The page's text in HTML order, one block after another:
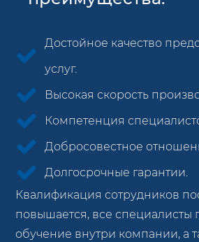
Достойное качество
услуг.
Высокая скорость
Компетенция
Добросовестное
Долгосрочные гарантии.
Квалификация сотрудников
повышается, все специалисты
обучение внутри компании, а